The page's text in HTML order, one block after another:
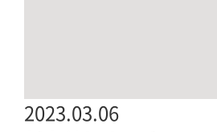
2023.03.06